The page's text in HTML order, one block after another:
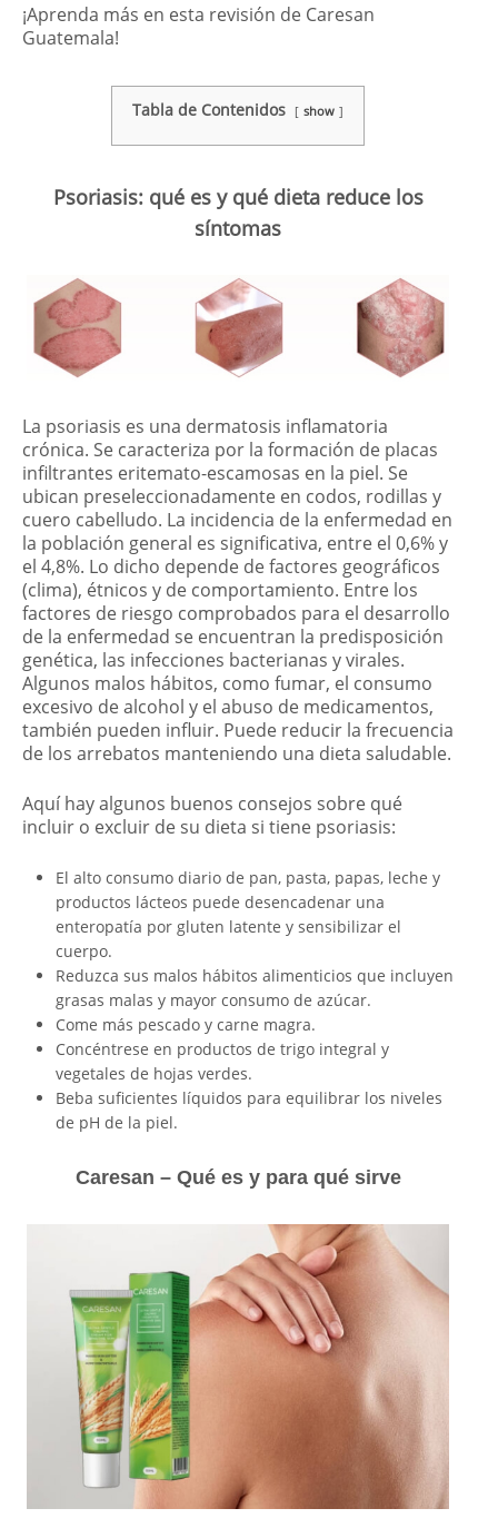
¡Aprenda más en esta revisión de Caresan
Guatemala!
Tabla de Contenidos show
Psoriasis: qué es y qué dieta reduce los
síntomas
La psoriasis es una dermatosis inflamatoria
crónica. Se caracteriza por la formación de placas
infiltrantes eritemato-escamosas en la piel. Se
ubican preseleccionadamente en codos, rodillas y
cuero cabelludo. La incidencia de la enfermedad en
la población general es significativa, entre el 0,6% y
el 4,8%. Lo dicho depende de factores geográficos
(clima), étnicos y de comportamiento. Entre los
factores de riesgo comprobados para el desarrollo
de la enfermedad se encuentran la predisposición
genética, las infecciones bacterianas y virales.
Algunos malos hábitos, como fumar, el consumo
excesivo de alcohol y el abuso de medicamentos,
también pueden influir. Puede reducir la frecuencia
de los arrebatos manteniendo una dieta saludable.
Aquí hay algunos buenos consejos sobre qué
incluir o excluir de su dieta si tiene psoriasis:
El alto consumo diario de pan, pasta, papas, leche y
productos lácteos puede desencadenar una
enteropatía por gluten latente y sensibilizar el
cuerpo.
Reduzca sus malos hábitos alimenticios que incluyen
grasas malas y mayor consumo de azúcar.
Come más pescado y carne magra.
Concéntrese en productos de trigo integral y
vegetales de hojas verdes.
Beba suficientes líquidos para equilibrar los niveles
de pH de la piel.
Caresan – Qué es y para qué sirve